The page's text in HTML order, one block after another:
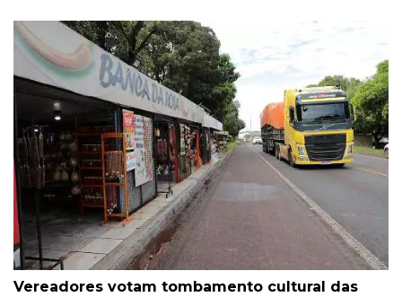
Vereadores votam tombamento cultural das